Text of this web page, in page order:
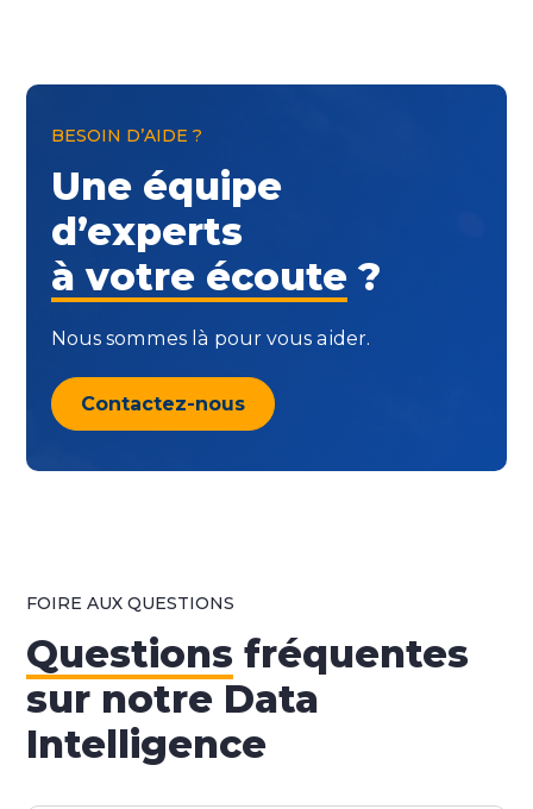
BESOIN D’AIDE ?
Une équipe
d’experts
à votre écoute?
Nous sommes là pour vous aider.
Contactez-nous
FOIRE AUX QUESTIONS
Questions fréquentes
sur notre Data
Intelligence